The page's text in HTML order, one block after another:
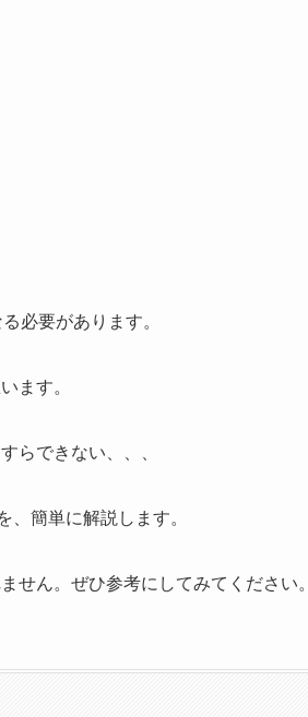
必要があります。
ます。
らできない、、、
、簡単に解説します。
せん。ぜひ参考にしてみてください。